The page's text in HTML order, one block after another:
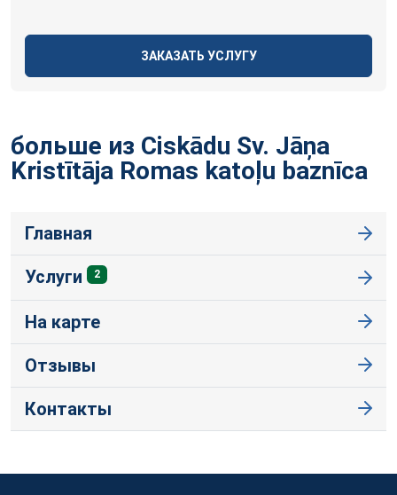
ЗАКАЗАТЬ УСЛУГУ
больше из Ciskādu Sv. Jāņa
Kristītāja Romas katoļu baznīca
Главная
Услуги 2
На карте
Отзывы
Контакты